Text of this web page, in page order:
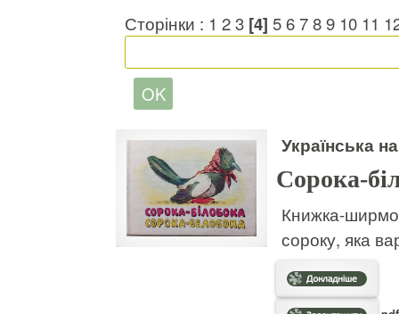
Сторінки : 1 23 [4] 56789 10 11
Українська
Сорока-
Книжка-
сороку, яка